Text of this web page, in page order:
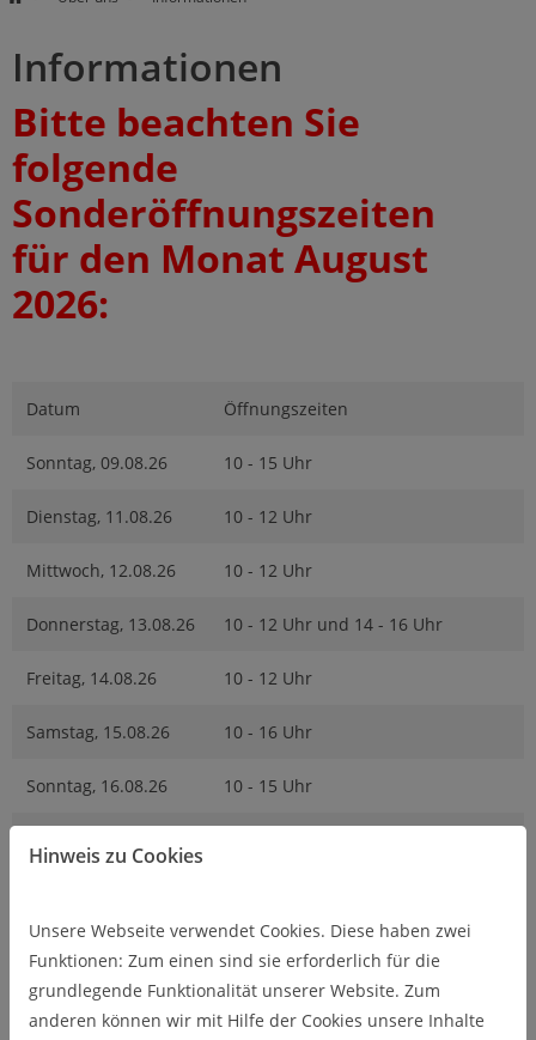
Informationen
Bitte beachten Sie
folgende
Sonderöffnungszeiten
für den Monat August
2026:
Datum Öffnungszeiten
Sonntag, 09.08.26 10 - 15 Uhr
Dienstag, 11.08.26 10 - 12 Uhr
Mittwoch, 12.08.26 10 - 12 Uhr
Donnerstag, 13.08.26 10 - 12 Uhr und 14 - 16 Uhr
Freitag, 14.08.26 10 - 12 Uhr
Samstag, 15.08.26 10 - 16 Uhr
Sonntag, 16.08.26 10 - 15 Uhr
Freitag, 21.08.26 geschlossen
Hinweis zu Cookies
Unsere Webseite verwendet Cookies. Diese haben zwei
Funktionen: Zum einen sind sie erforderlich für die
grundlegende Funktionalität unserer Website. Zum
anderen können wir mit Hilfe der Cookies unsere Inhalte